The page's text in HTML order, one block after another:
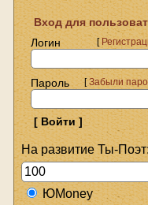
Вход для
Логин
[
Пароль [Забыли
На развитие Ты-
ЮMoney